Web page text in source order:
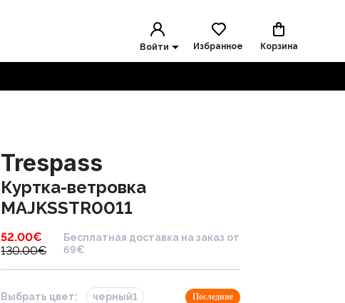
Войти Избранное Корзина
Trespass
Куртка-ветровка
MAJKSSTR0011
52.00€
130.00€
Бесплатная доставка на заказ от
69€
Выбрать цвет: черный1 Последние